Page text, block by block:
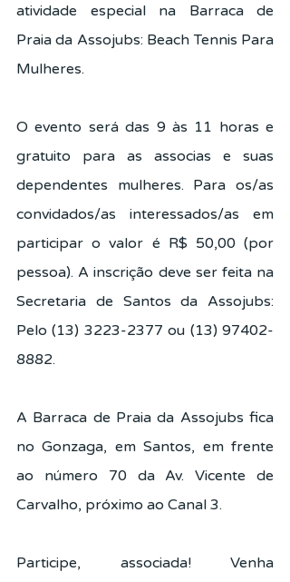
atividade especial na Barraca de
Praia da Assojubs: Beach Tennis Para
Mulheres.
O evento será das 9 às 11 horas e
gratuito para as associas e suas
dependentes mulheres. Para os/as
convidados/as interessados/as em
participar o valor é R$ 50,00 (por
pessoa). A inscrição deve ser feita na
Secretaria de Santos da Assojubs:
Pelo (13) 3223-2377 ou (13) 97402-
8882.
A Barraca de Praia da Assojubs fica
no Gonzaga, em Santos, em frente
ao número 70 da Av. Vicente de
Carvalho, próximo ao Canal 3.
Participe, associada! Venha